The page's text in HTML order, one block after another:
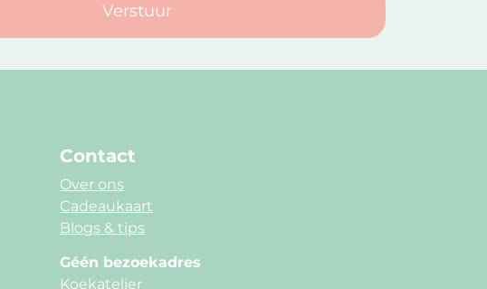
Verstuur
Contact
Over ons
Cadeaukaart
Blogs & tips
Géén bezoekadres
Koekatelier